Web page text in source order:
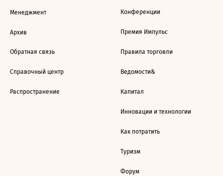
Менеджмент
Архив
Обратная связь
Справочный центр
Распространение
Конференции
Премия Импульс
Правила торговли
Ведомости&
Капитал
Инновации и технологии
Как потратить
Туризм
Форум